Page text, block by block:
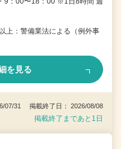
上：警備業法による（例外事
を見る
07/31 掲載終了日： 2026/08/08
掲載終了まであと1日